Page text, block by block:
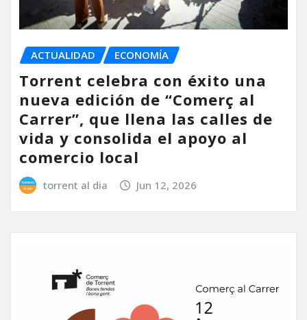
ACTUALIDAD ECONOMÍA
Torrent celebra con éxito una
nueva edición de “Comerç al
Carrer”, que llena las calles de
vida y consolida el apoyo al
comercio local
torrent al dia Jun 12, 2026